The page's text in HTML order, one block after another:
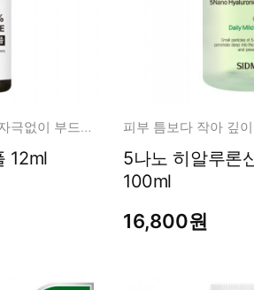
카렌듈라
무오일
세라마이드
트라넥사믹
모공 속 오돌토돌한 각질을! 자극없이 부드럽게 케어
우레아 10 리페어 앰플 12ml
5나노 히알루론산 흡수 앰
100ml
16,800원